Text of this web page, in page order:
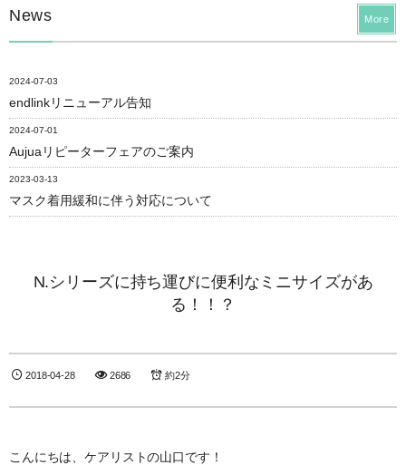
News
2024-07-03
endlinkリニューアル告知
2024-07-01
Aujuaリピーターフェアのご案内
2023-03-13
マスク着用緩和に伴う対応について
More
N.シリーズに持ち運びに便利なミニサイズがあ
る！！？
2018-04-28 2686 約2分
こんにちは、ケアリストの山口です！